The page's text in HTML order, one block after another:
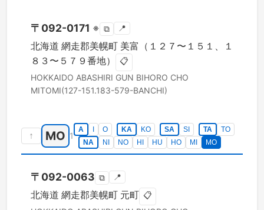
〒 092-0171 ※ ⧉ 📍
北海道 網走郡美幌町 美富（１２７〜１５１、１
８３〜５７９番地）
📋
HOKKAIDO ABASHIRI GUN BIHORO CHO
MITOMI(127-151.183-579-BANCHI)
↑ MO 1
A O KA KO SA SI TA
TO
NA
NI NO HI HU HO MI MO
〒 092-0063 ⧉ 📍
北海道 網走郡美幌町 元町 📋